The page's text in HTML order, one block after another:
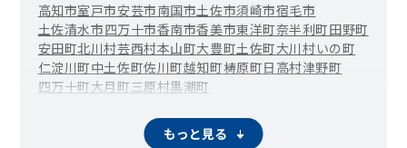
高知市室戸市安芸市南国市土佐市須崎市宿毛市
土佐清水市四万十市香南市香美市東洋町奈半利町田野町
安田町北川村芸西村本山町大豊町土佐町大川村いの町
仁淀川町中土佐町佐川町越知町梼原町日高村津野町
四万十町大月町三原村黒潮町
もっと見る